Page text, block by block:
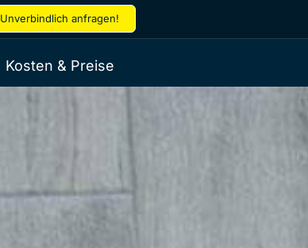
Unverbindlich anfragen!
Kosten & Preise